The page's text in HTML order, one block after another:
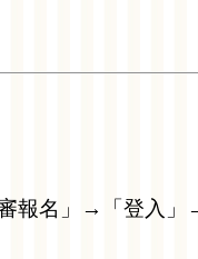
審報名」→「登入